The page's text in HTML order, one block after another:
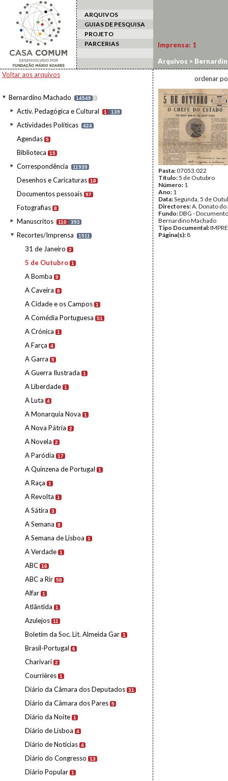
ARQUIVOS
GUIAS DE PESQUISA
PROJETO
PARCERIAS
Voltar aos arquivos
Bernardino Machado 14549 I
Activ. Pedagógica e Cultural 1 139
Actividades Políticas 424
Agendas 5
Biblioteca 15
Correspondência 11939
Desenhos e Caricaturas 18
Documentos pessoais 97
Fotografias 8
Manuscritos 110 393
Recortes/Imprensa 1511
31 de Janeiro 2
5 de Outubro 1
A Bomba 9
A Caveira 8
A Cidade e os Campos 1
A Comédia Portuguesa 51
A Crónica 1
A Farça 4
A Garra 5
A Guerra Ilustrada 1
A Liberdade 1
A Luta 4
A Monarquia Nova 1
A Nova Pátria 2
A Novela 2
A Paródia 17
A Quinzena de Portugal 1
A Raça 1
A Revolta 1
A Sátira 3
A Semana 8
A Semana de Lisboa 1
A Verdade 1
ABC 16
ABC a Rir 58
Alfar 1
Atlântida 1
Azulejos 11
Boletim da Soc. Lit. Almeida Gar 1
Brasil-Portugal 6
Charivari 2
Courrières 1
Diário da Câmara dos Deputados 31
Diário da Câmara dos Pares 5
Diário da Noite 1
Diário de Lisboa 4
Diário de Notícias 4
Diário do Congresso 13
Diário Popular 1
Imprensa: 1
Arquivos >
ordenar
Pasta:07053.022
Título:5 de Outubro
Número: 1
Ano: 1
Data:Segunda, 5 de
Directores:A. Donato
Fundo:DBG -
Bernardino Machado
Tipo Documental:
Página(s): 8